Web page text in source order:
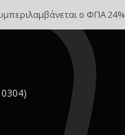
ο ΦΠΑ 24%